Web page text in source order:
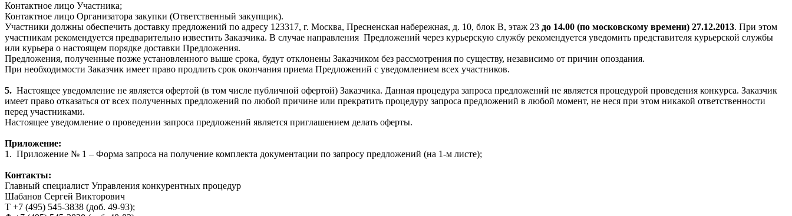
Контактное лицо Участника;
Контактное лицо Организатора закупки (Ответственный закупщик).
Участники должны обеспечить доставку предложений по адресу 123317, г. Москва, Пресненская набережная, д. 10, блок B, этаж 23 до 14.00 (по московскому времени) 27.12.2013. При этом
участникам рекомендуется предварительно известить Заказчика. В случае направления Предложений через курьерскую службу рекомендуется уведомить представителя курьерской службы
или курьера о настоящем порядке доставки Предложения.
Предложения, полученные позже установленного выше срока, будут отклонены Заказчиком без рассмотрения по существу, независимо от причин опоздания.
При необходимости Заказчик имеет право продлить срок окончания приема Предложений с уведомлением всех участников.
5. Настоящее уведомление не является офертой (в том числе публичной офертой) Заказчика. Данная процедура запроса предложений не является процедурой проведения конкурса. Заказчик
имеет право отказаться от всех полученных предложений по любой причине или прекратить процедуру запроса предложений в любой момент, не неся при этом никакой ответственности
перед участниками.
Настоящее уведомление о проведении запроса предложений является приглашением делать оферты.
Приложение:
1. Приложение № 1 – Форма запроса на получение комплекта документации по запросу предложений (на 1-м листе);
Контакты:
Главный специалист Управления конкурентных процедур
Шабанов Сергей Викторович
Т +7 (495) 545-3838 (доб. 49-93);